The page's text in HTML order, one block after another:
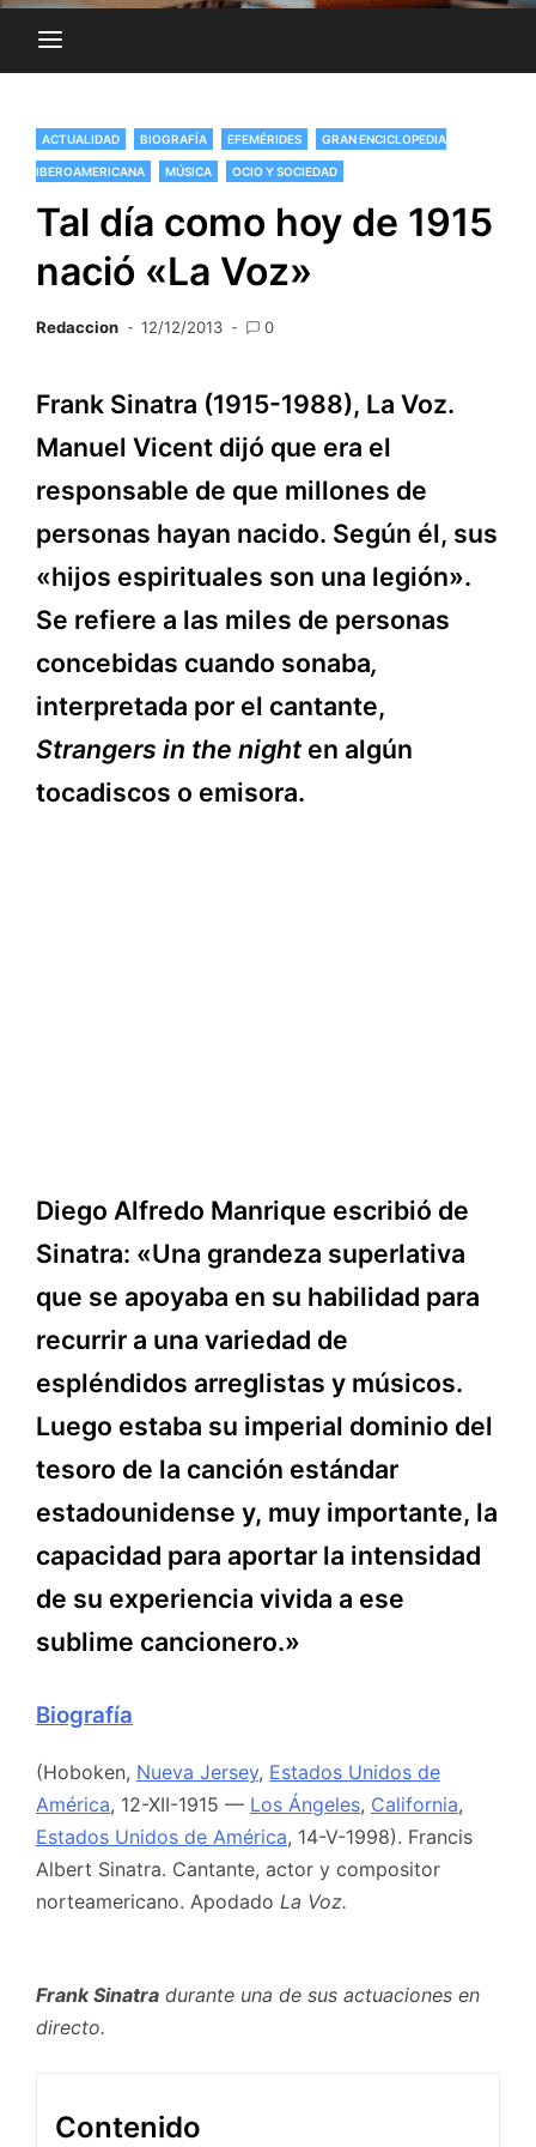
ACTUALIDAD BIOGRAFÍA EFEMÉRIDES GRAN ENCICLOPEDIA
IBEROAMERICANA MÚSICA OCIO Y SOCIEDAD
Tal día como hoy de 1915
nació «La Voz»
Redaccion 12/12/2013 0
Frank Sinatra (1915-1988), La Voz.
Manuel Vicent dijó que era el
responsable de que millones de
personas hayan nacido. Según él, sus
«hijos espirituales son una legión».
Se refiere a las miles de personas
concebidas cuando sonaba,
interpretada por el cantante,
Strangers in the night en algún
tocadiscos o emisora.
Diego Alfredo Manrique escribió de
Sinatra: «Una grandeza superlativa
que se apoyaba en su habilidad para
recurrir a una variedad de
espléndidos arreglistas y músicos.
Luego estaba su imperial dominio del
tesoro de la canción estándar
estadounidense y, muy importante, la
capacidad para aportar la intensidad
de su experiencia vivida a ese
sublime cancionero.»
Biografía
(Hoboken, Nueva Jersey, Estados Unidos de
América, 12-XII-1915 — Los Ángeles, California,
Estados Unidos de América, 14-V-1998). Francis
Albert Sinatra. Cantante, actor y compositor
norteamericano. Apodado La Voz.
Frank Sinatra durante una de sus actuaciones en
directo.
Contenido